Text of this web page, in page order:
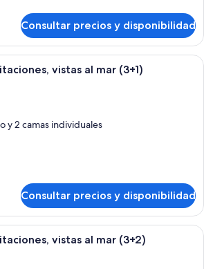
Consultar precios y disponibilidad
Habitación de hotel con una cama
vistas al mar (3+1)
y 2 camas individuales
Consultar precios y disponibilidad
Habitación de hotel con una cama
vistas al mar (3+2)